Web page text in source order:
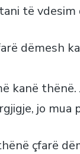
të
dëmesh
kanë
jo mua
çfarë